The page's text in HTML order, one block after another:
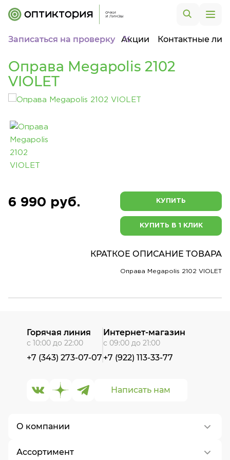
Записаться на проверку Акции Контактные
Оправа Megapolis 2102
VIOLET
6 990 руб. КУПИТЬ
КУПИТЬ В 1 КЛИК
КРАТКОЕ ОПИСАНИЕ ТОВАРА
Оправа Megapolis 2102 VIOLET
О компании
О нас
Ассортимент
Написать нам
Горячая линия
с 10:00 до 22:00
+7 (343) 273-07-07
Интернет-магазин
с 09:00 до 21:00
+7 (922) 113-33-77